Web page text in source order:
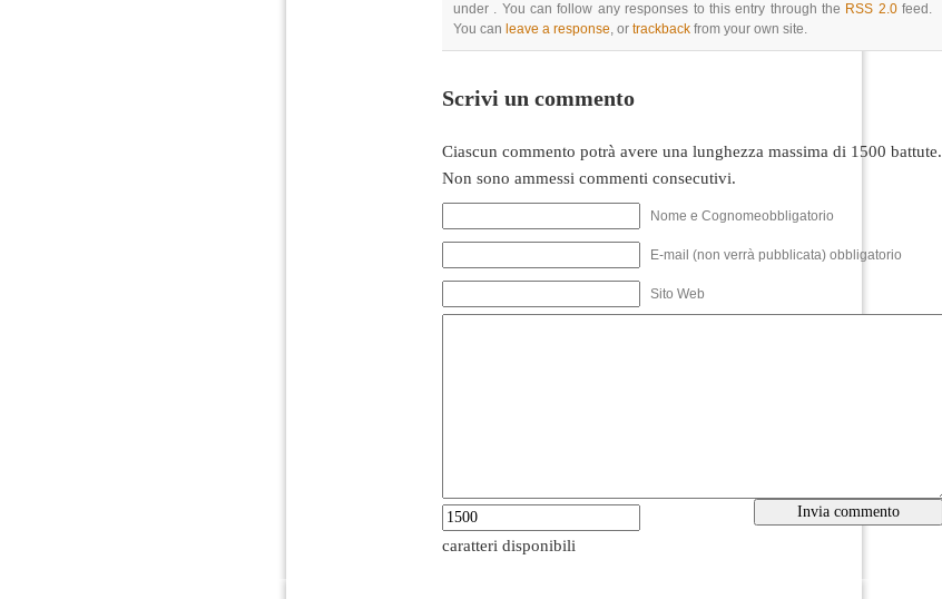
under . You can follow any responses to this entry through the RSS 2.0feed.
You can leave a response, or trackback from your own site.
Scrivi un commento
Ciascun commento potrà avere una lunghezza massima di 1500 battute.
Non sono ammessi commenti consecutivi.
Nome e Cognomeobbligatorio
E-mail (non verrà pubblicata) obbligatorio
Sito Web
caratteri disponibili